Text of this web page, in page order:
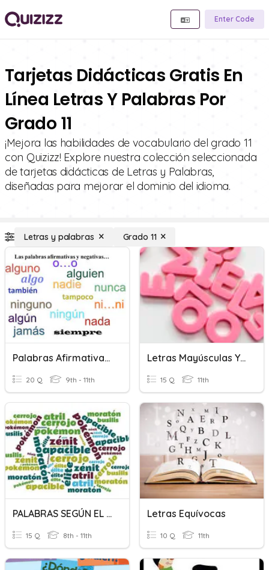
Enter Code
Tarjetas Didácticas Gratis En
Línea Letras Y Palabras Por
Grado 11
¡Mejora las habilidades de vocabulario del grado 11
con Quizizz! Explore nuestra colección seleccionada
de tarjetas didácticas de Letras y Palabras,
diseñadas para mejorar el dominio del idioma.
Letras y palabras Grado 11
Palabras Afirmativas Y Negativas
20 Q 9th - 11th
Letras Mayúsculas Y Minúsculas
15 Q 11th
PALABRAS SEGÚN EL ACENTO
15 Q 8th - 11th
Letras Equívocas
10 Q 11th